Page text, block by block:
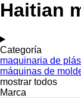
Haitian
Categoría
maquinaria de
máquinas de
mostrar todos
Marca